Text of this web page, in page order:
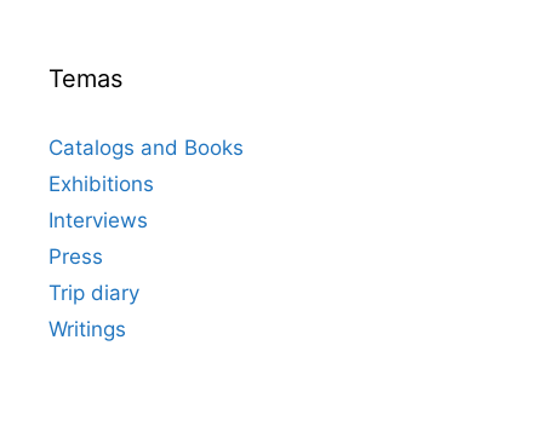
Temas
Catalogs and Books
Exhibitions
Interviews
Press
Trip diary
Writings